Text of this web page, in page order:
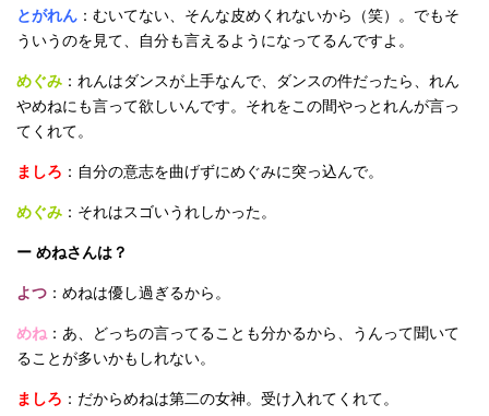
とがれん ：むいてない、そんな皮めくれないから（笑）。でもそ
ういうのを見て、自分も言えるようになってるんですよ。
めぐみ ：れんはダンスが上手なんで、ダンスの件だったら、れん
やめねにも言って欲しいんです。それをこの間やっとれんが言っ
てくれて。
ましろ ：自分の意志を曲げずにめぐみに突っ込んで。
めぐみ ：それはスゴいうれしかった。
ー めねさんは？
よつ ：めねは優し過ぎるから。
めね：あ、どっちの言ってることも分かるから、うんって聞いて
ることが多いかもしれない。
ましろ ：だからめねは第二の女神。受け入れてくれて。